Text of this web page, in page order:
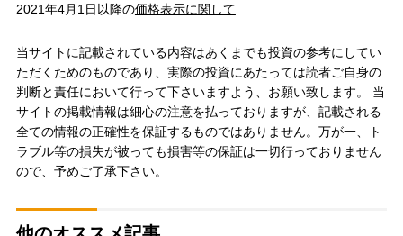
2021年4月1日以降の価格表示に関して
当サイトに記載されている内容はあくまでも投資の参考にしてい
ただくためのものであり、実際の投資にあたっては読者ご自身の
判断と責任において行って下さいますよう、お願い致します。 当
サイトの掲載情報は細心の注意を払っておりますが、記載される
全ての情報の正確性を保証するものではありません。万が一、ト
ラブル等の損失が被っても損害等の保証は一切行っておりません
ので、予めご了承下さい。